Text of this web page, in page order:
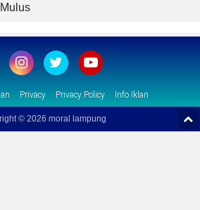
Privacy Privacy Policy Info Iklan
© 2026 moral lampung